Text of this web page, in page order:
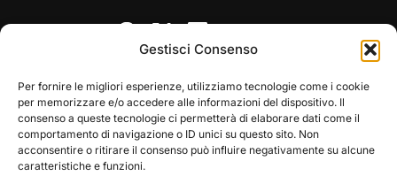
Gestisci Consenso
Per fornire le migliori esperienze, utilizziamo tecnologie come i cookie
per memorizzare e/o accedere alle informazioni del dispositivo. Il
consenso a queste tecnologie ci permetterà di elaborare dati come il
comportamento di navigazione o ID unici su questo sito. Non
acconsentire o ritirare il consenso può influire negativamente su alcune
caratteristiche e funzioni.